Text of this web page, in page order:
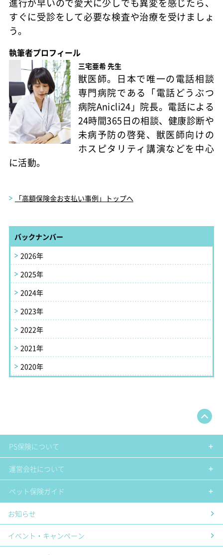
進行が早いので愛犬に少しでも異変を感じたら、
すぐに受診をして必要な検査や治療を受けましょ
う。
執筆者プロフィール
三宅亜希 先生
獣医師。日本で唯一の電話相談
専門病院である「電話どうぶつ
病院Anicli24」院長。電話による
24時間365日の相談、健康診断や
未病予防の啓発、獣医師向けの
ホスピタリティ講演などを中心
に活動。
「高額保険金お支払い事例」トップへ
バックナンバー
2026年
2025年
2024年
2023年
2022年
2021年
2020年
PS保険について
運営会社について
ペット保険ガイド
お知らせ
イベント・キャンペーン